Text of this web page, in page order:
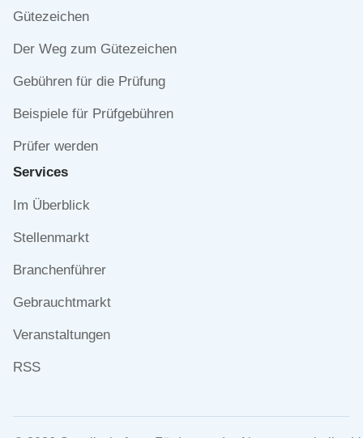
Gütezeichen
Der Weg zum Gütezeichen
Gebühren für die Prüfung
Beispiele für Prüfgebühren
Prüfer werden
Services
Navigation
Im Überblick
Stellenmarkt
Branchenführer
Gebrauchtmarkt
Veranstaltungen
RSS